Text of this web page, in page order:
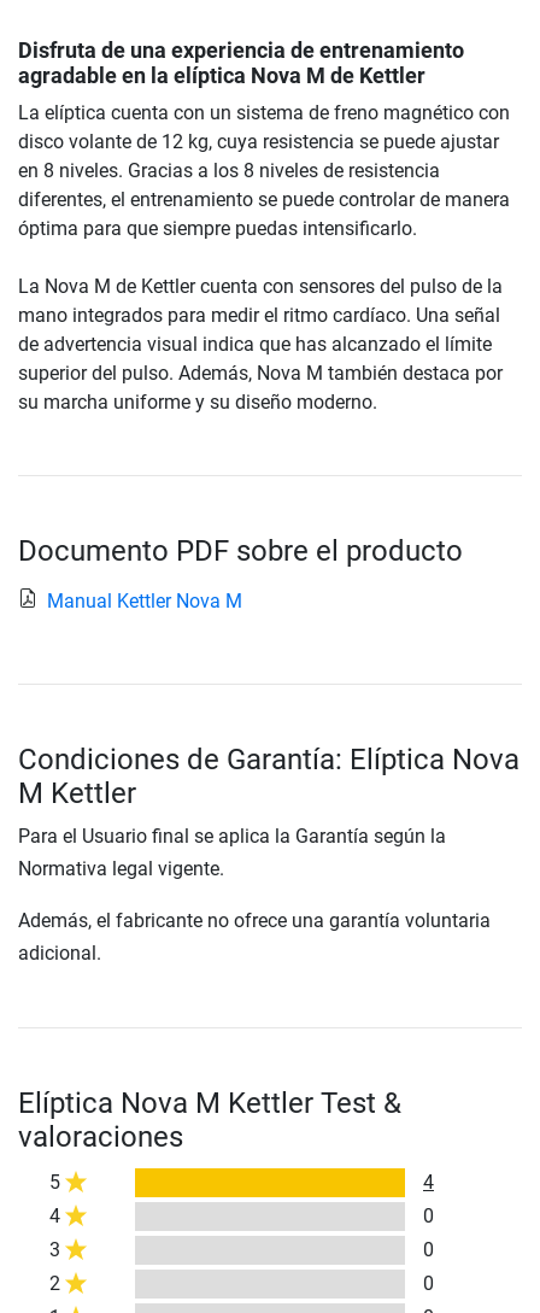
Disfruta de una experiencia de entrenamiento
agradable en la elíptica Nova M de Kettler
La elíptica cuenta con un sistema de freno magnético con
disco volante de 12 kg, cuya resistencia se puede ajustar
en 8 niveles. Gracias a los 8 niveles de resistencia
diferentes, el entrenamiento se puede controlar de manera
óptima para que siempre puedas intensificarlo.
La Nova M de Kettler cuenta con sensores del pulso de la
mano integrados para medir el ritmo cardíaco. Una señal
de advertencia visual indica que has alcanzado el límite
superior del pulso. Además, Nova M también destaca por
su marcha uniforme y su diseño moderno.
Documento PDF sobre el producto
Manual Kettler Nova M
Condiciones de Garantía: Elíptica Nova
M Kettler
Para el Usuario final se aplica la Garantía según la
Normativa legal vigente.
Además, el fabricante no ofrece una garantía voluntaria
adicional.
Elíptica Nova M Kettler Test &
valoraciones
5
4
4
0
3
0
2
0